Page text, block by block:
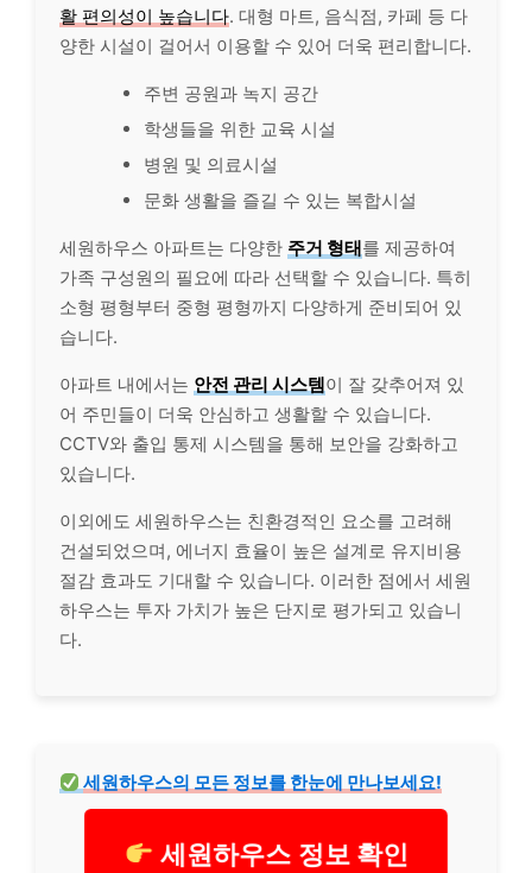
활 편의성이 높습니다. 대형 마트, 음식점, 카페 등 다
양한 시설이 걸어서 이용할 수 있어 더욱 편리합니다.
주변 공원과 녹지 공간
학생들을 위한 교육 시설
병원 및 의료시설
문화 생활을 즐길 수 있는 복합시설
세원하우스 아파트는 다양한 주거 형태를 제공하여
가족 구성원의 필요에 따라 선택할 수 있습니다. 특히
소형 평형부터 중형 평형까지 다양하게 준비되어 있
습니다.
아파트 내에서는 안전 관리 시스템이 잘 갖추어져 있
어 주민들이 더욱 안심하고 생활할 수 있습니다.
CCTV와 출입 통제 시스템을 통해 보안을 강화하고
있습니다.
이외에도 세원하우스는 친환경적인 요소를 고려해
건설되었으며, 에너지 효율이 높은 설계로 유지비용
절감 효과도 기대할 수 있습니다. 이러한 점에서 세원
하우스는 투자 가치가 높은 단지로 평가되고 있습니
다.
세원하우스의 모든 정보를 한눈에 만나보세요!
세원하우스 정보 확인